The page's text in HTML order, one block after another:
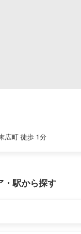
広町 徒歩 1分
・駅から探す